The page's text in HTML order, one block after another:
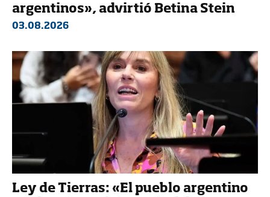
argentinos», advirtió Betina Stein
03.08.2026
Ley de Tierras: «El pueblo argentino